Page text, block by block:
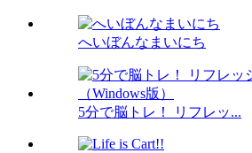
へいぼんなまいにち
5分で脳トレ！ リフレッ...